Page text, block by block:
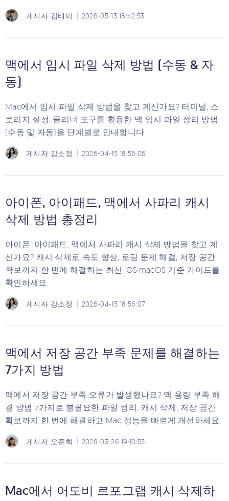
게시자 김태이 2026-05-13 18:42:53
맥에서 임시 파일 삭제 방법 (수동 & 자
동)
Mac에서 임시 파일 삭제 방법을 찾고 계신가요? 터미널, 스
토리지 설정, 클리너 도구를 활용한 맥 임시 파일 정리 방법
(수동 및 자동)을 단계별로 안내합니다.
게시자 강소정 2026-04-15 18:56:06
아이폰, 아이패드, 맥에서 사파리 캐시
삭제 방법 총정리
아이폰, 아이패드, 맥에서 사파리 캐시 삭제 방법을 찾고 계
신가요? 캐시 삭제로 속도 향상, 로딩 문제 해결, 저장 공간
확보까지 한 번에 해결하는 최신 iOS·macOS 기준 가이드를
확인하세요.
게시자 강소정 2026-04-15 18:56:07
맥에서 저장 공간 부족 문제를 해결하는
7가지 방법
맥에서 저장 공간 부족 오류가 발생했나요? 맥 용량 부족 해
결 방법 7가지로 불필요한 파일 정리, 캐시 삭제, 저장 공간
확보까지 한 번에 해결하고 Mac 성능을 빠르게 개선하세요.
게시자 오준희 2026-03-26 19:10:55
Mac에서 어도비 르포그램 캐시 삭제하